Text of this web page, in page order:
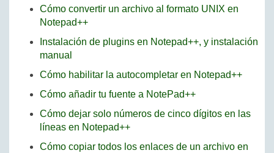
Cómo convertir un archivo al formato UNIX en
Notepad++
Instalación de plugins en Notepad++, y instalación
manual
Cómo habilitar la autocompletar en Notepad++
Cómo añadir tu fuente a NotePad++
Cómo dejar solo números de cinco dígitos en las
líneas en Notepad++
Cómo copiar todos los enlaces de un archivo en